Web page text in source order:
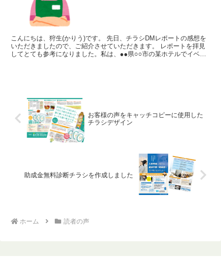
こんにちは、狩生(かりう)です。 先日、チラシDMレポートの感想を
いただきましたので、ご紹介させていただきます。 レポートを拝見
してとても参考になりました。私は、●●県○○市の某ホテルでイベン
お客様の声をキャッチコピーに使用した
チラシデザイン
助成金無料診断チラシを作成しました
ホーム 読者の声